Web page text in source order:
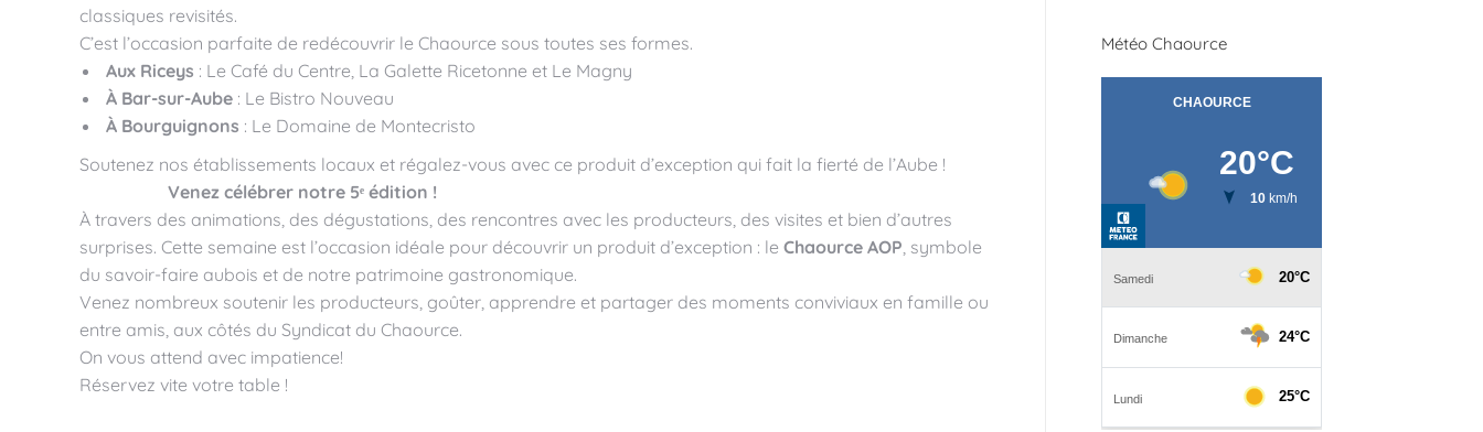
classiques revisités.
C’est l’occasion parfaite de redécouvrir le Chaource sous toutes ses formes.
Aux Riceys : Le Café du Centre, La Galette Ricetonne et Le Magny
À Bar-sur-Aube : Le Bistro Nouveau
À Bourguignons : Le Domaine de Montecristo
Soutenez nos établissements locaux et régalez-vous avec ce produit d’exception qui fait la fierté de l’Aube !
Venez célébrer notre 5ᵉ édition !
À travers des animations, des dégustations, des rencontres avec les producteurs, des visites et bien d’autres
surprises. Cette semaine est l’occasion idéale pour découvrir un produit d’exception : le Chaource AOP , symbole
du savoir-faire aubois et de notre patrimoine gastronomique.
Venez nombreux soutenir les producteurs, goûter, apprendre et partager des moments conviviaux en famille ou
entre amis, aux côtés du Syndicat du Chaource.
On vous attend avec impatience!
Réservez vite votre table !
Météo Chaource